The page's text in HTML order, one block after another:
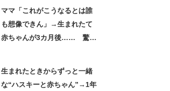
ママ「これがこうなるとは誰
も想像できん」→生まれたて
赤ちゃんが3カ月後…… 驚き
生まれたときからずっと一緒
な“ハスキーと赤ちゃん”→1年